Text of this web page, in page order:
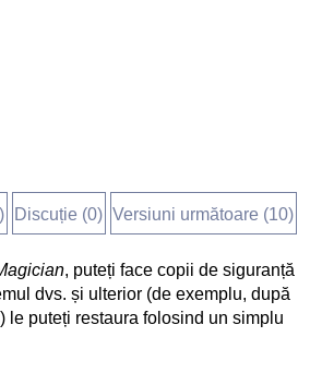
) Discuție (0) Versiuni următoare (10)
, puteți face copii de siguranță
dvs. și ulterior (de exemplu, după
le puteți restaura folosind un simplu